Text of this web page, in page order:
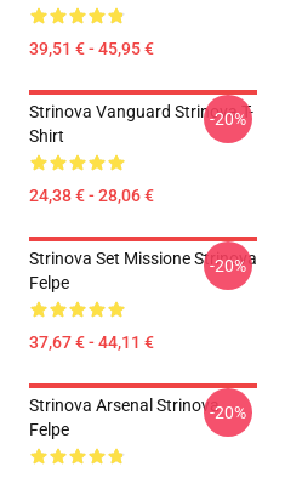
39,51 € - 45,95 €
Strinova Vanguard Strinova T-
Shirt
24,38 € - 28,06 €
-20%
Strinova Set Missione Strinova
Felpe
37,67 € - 44,11 €
-20%
Strinova Arsenal Strinova
Felpe
-20%